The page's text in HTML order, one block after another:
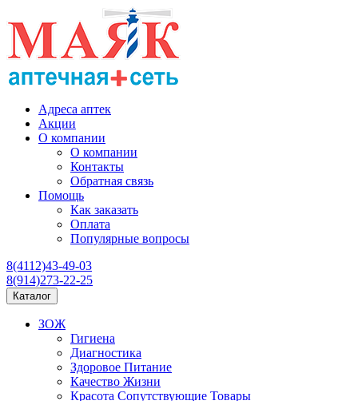
Адреса аптек
Акции
О компании
О компании
Контакты
Обратная связь
Помощь
Как заказать
Оплата
Популярные вопросы
8(4112)43-49-03
8(914)273-22-25
Каталог
ЗОЖ
Гигиена
Диагностика
Здоровое Питание
Качество Жизни
Красота Сопутствующие Товары